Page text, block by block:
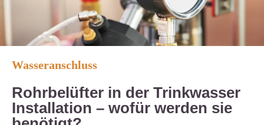
Wasseranschluss
Rohrbelüfter in der Trinkwasser
Installation – wofür werden sie